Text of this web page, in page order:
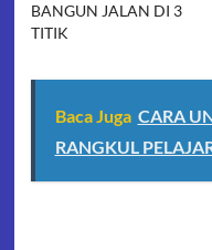
BANGUN JALAN DI 3
TITIK
Baca Juga CARA
RANGKUL